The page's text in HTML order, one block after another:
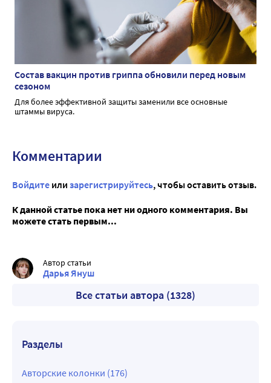
Состав вакцин против гриппа обновили перед новым
сезоном
Для более эффективной защиты заменили все основные
штаммы вируса.
Комментарии
Войдите или зарегистрируйтесь, чтобы оставить отзыв.
К данной статье пока нет ни одного комментария. Вы
можете стать первым...
Автор статьи
Дарья Януш
Все статьи автора (1328)
Разделы
Авторские колонки (176)